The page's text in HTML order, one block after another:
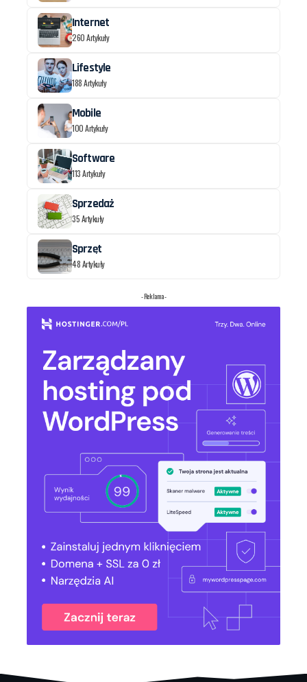
Internet
260 Artykuły
Lifestyle
188 Artykuły
Mobile
100 Artykuły
Software
113 Artykuły
Sprzedaż
35 Artykuły
Sprzęt
48 Artykuły
- Reklama -